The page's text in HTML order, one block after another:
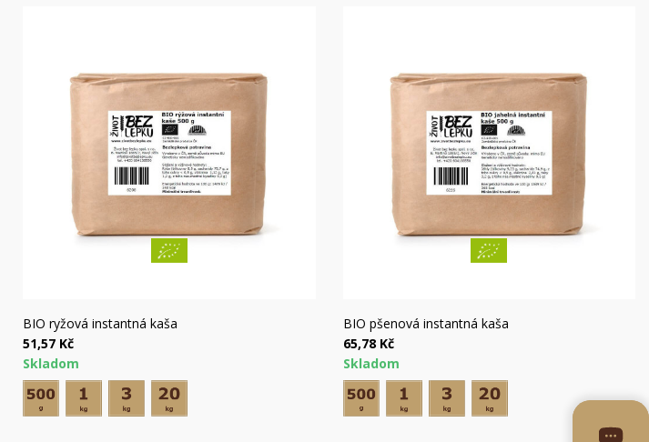
Rýchly náhľad
BIO ryžová instantná kaša
51,57 Kč
Skladom
Rýchly náhľad
BIO pšenová instantná kaša
65,78 Kč
Skladom